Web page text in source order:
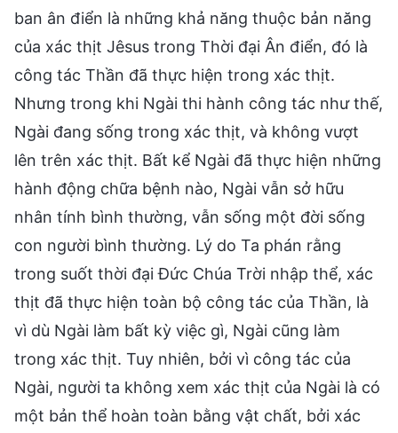
ban ân điển là những khả năng thuộc bản năng
của xác thịt Jêsus trong Thời đại Ân điển, đó là
công tác Thần đã thực hiện trong xác thịt.
Nhưng trong khi Ngài thi hành công tác như thế,
Ngài đang sống trong xác thịt, và không vượt
lên trên xác thịt. Bất kể Ngài đã thực hiện những
hành động chữa bệnh nào, Ngài vẫn sở hữu
nhân tính bình thường, vẫn sống một đời sống
con người bình thường. Lý do Ta phán rằng
trong suốt thời đại Đức Chúa Trời nhập thể, xác
thịt đã thực hiện toàn bộ công tác của Thần, là
vì dù Ngài làm bất kỳ việc gì, Ngài cũng làm
trong xác thịt. Tuy nhiên, bởi vì công tác của
Ngài, người ta không xem xác thịt của Ngài là có
một bản thể hoàn toàn bằng vật chất, bởi xác